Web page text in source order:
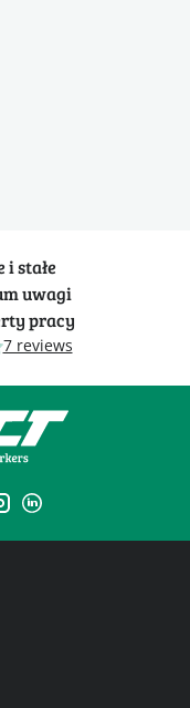
i stałe
uwagi
pracy
7 reviews